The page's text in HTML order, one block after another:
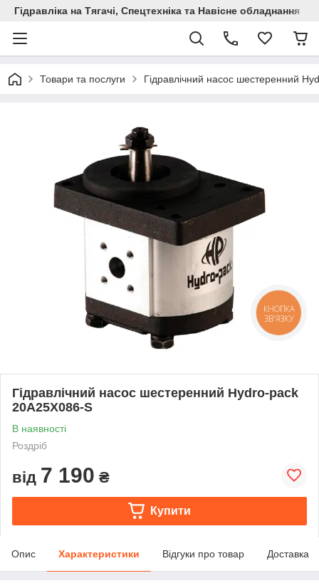
Гідравліка на Тягачі, Спецтехніка та Навісне обладнання
Товари та послуги Гідравлічний насос шестеренний
Гідравлічний насос шестеренний Hydro-pack
20A25X086-S
В наявності
Роздріб
від 7 190 ₴
Купити
Опис Характеристики Відгуки про товар Доставка
КНОПКА
ЗВ'ЯЗКУ